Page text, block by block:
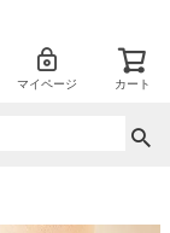
マイページ カート